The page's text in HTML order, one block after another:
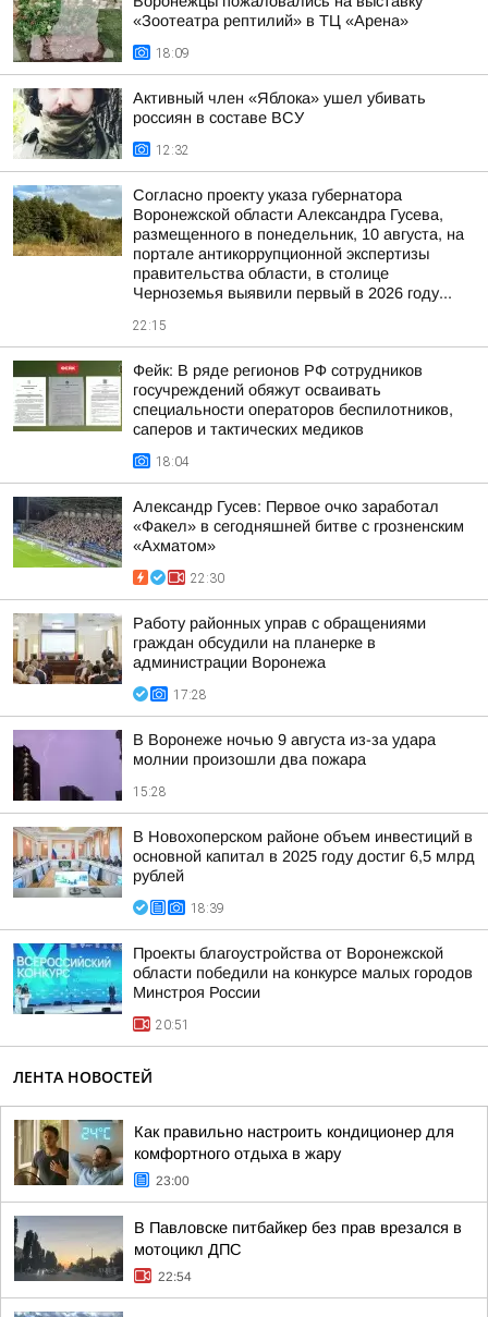
«Зоотеатра рептилий» в ТЦ «Арена»
18:09
Активный член «Яблока» ушел убивать
россиян в составе ВСУ
12:32
Согласно проекту указа губернатора
Воронежской области Александра Гусева,
размещенного в понедельник, 10 августа, на
портале антикоррупционной экспертизы
правительства области, в столице
Черноземья выявили первый в 2026 году...
22:15
Фейк: В ряде регионов РФ сотрудников
госучреждений обяжут осваивать
специальности операторов беспилотников,
саперов и тактических медиков
18:04
Александр Гусев: Первое очко заработал
«Факел» в сегодняшней битве с грозненским
«Ахматом»
22:30
Работу районных управ с обращениями
граждан обсудили на планерке в
администрации Воронежа
17:28
В Воронеже ночью 9 августа из-за удара
молнии произошли два пожара
15:28
В Новохоперском районе объем инвестиций в
основной капитал в 2025 году достиг 6,5 млрд
рублей
18:39
Проекты благоустройства от Воронежской
области победили на конкурсе малых городов
Минстроя России
20:51
ЛЕНТА НОВОСТЕЙ
Как правильно настроить кондиционер для
комфортного отдыха в жару
23:00
В Павловске питбайкер без прав врезался в
мотоцикл ДПС
22:54